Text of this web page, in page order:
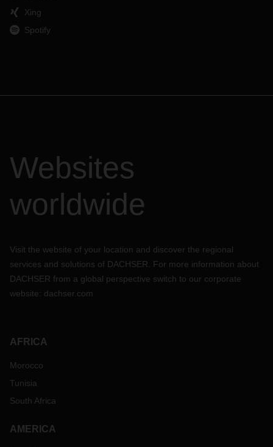
Xing
Spotify
Websites
worldwide
Visit the website of your location and discover the regional
services and solutions of DACHSER. For more information about
DACHSER from a global perspective switch to our corporate
website: dachser.com
AFRICA
Morocco
Tunisia
South Africa
AMERICA